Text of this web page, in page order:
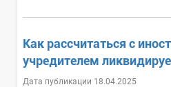
Как рассчитаться с
учредителем
Дата публикации 18.04.2025